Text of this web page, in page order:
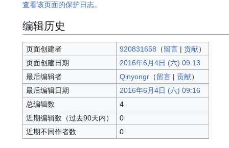
查看该页面的保护日志。
编辑历史
页面创建者 920831658 （留言| 贡献）
页面创建日期
2016年6月4日 (六) 09:13
最后编辑者
Qinyongr（留言| 贡献）
最后编辑日期
2016年6月4日 (六) 09:16
总编辑数
4
近期编辑数（过去90天内）
0
近期不同作者数
0